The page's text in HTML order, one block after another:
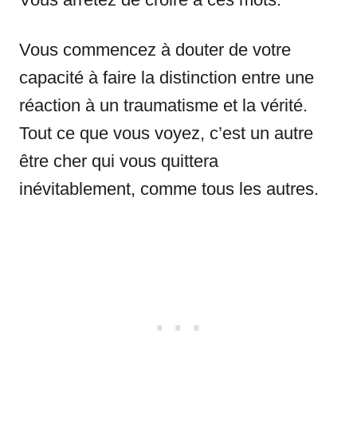
Vous commencez à douter de votre
capacité à faire la distinction entre une
réaction à un traumatisme et la vérité.
Tout ce que vous voyez, c’est un autre
être cher qui vous quittera
inévitablement, comme tous les autres.